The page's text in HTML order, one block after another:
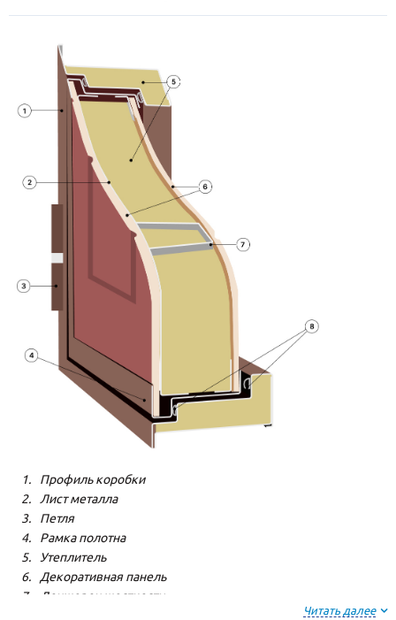
Профиль коробки
Лист металла
Петля
Рамка полотна
Утеплитель
Декоративная панель
Лонжерон жесткости
Читать далее